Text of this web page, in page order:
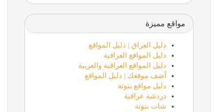
مواقع مميزة
دليل العراق | دليل المواقع
دليل المواقع العراقية
دليل المواقع العراقية والعربية
أضف موقعك | دليل المواقع
دليل مواقع بنوتة
دردشة عراقية
شات بنوتة